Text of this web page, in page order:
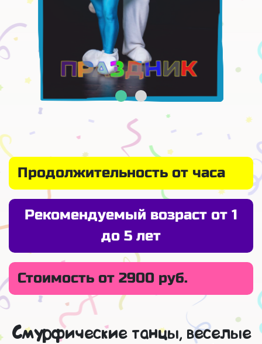
Продолжительность от часа
Рекомендуемый возраст от 1
до 5 лет
Стоимость от 2900 руб.
Смурфические танцы, веселые